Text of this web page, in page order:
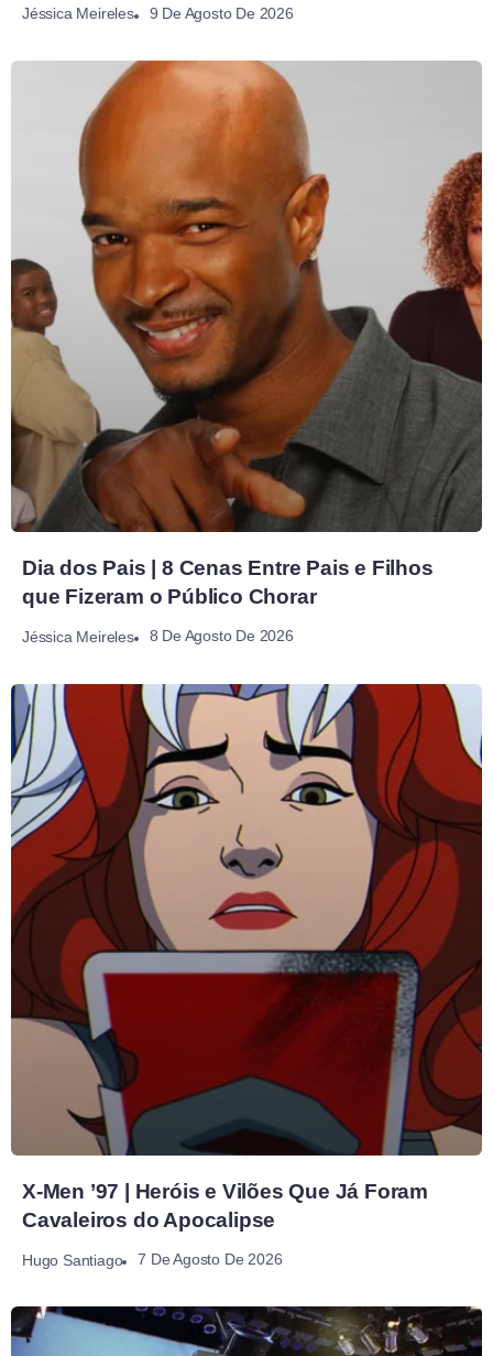
Jéssica Meireles 9 De Agosto De 2026
Dia dos Pais | 8 Cenas Entre Pais e Filhos
que Fizeram o Público Chorar
Jéssica Meireles 8 De Agosto De 2026
X-Men ’97 | Heróis e Vilões Que Já Foram
Cavaleiros do Apocalipse
Hugo Santiago 7 De Agosto De 2026